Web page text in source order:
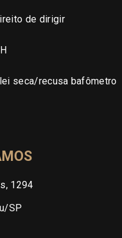
de dirigir
seca/recusa bafômetro
1294
SP